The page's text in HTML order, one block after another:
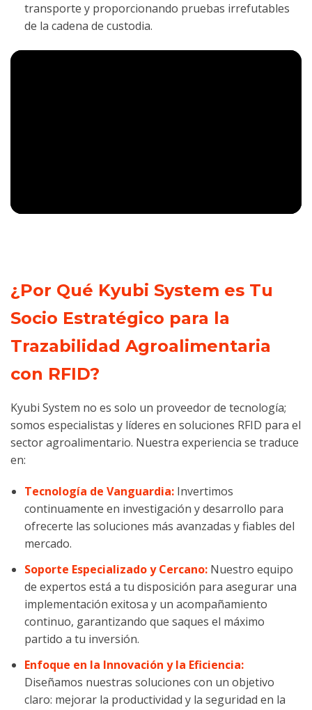
transporte y proporcionando pruebas irrefutables
de la cadena de custodia.
¿Por Qué Kyubi System es Tu
Socio Estratégico para la
Trazabilidad Agroalimentaria
con RFID?
Kyubi System no es solo un proveedor de tecnología;
somos especialistas y líderes en soluciones RFID para el
sector agroalimentario. Nuestra experiencia se traduce
en:
Tecnología de Vanguardia: Invertimos
continuamente en investigación y desarrollo para
ofrecerte las soluciones más avanzadas y fiables del
mercado.
Soporte Especializado y Cercano: Nuestro equipo
de expertos está a tu disposición para asegurar una
implementación exitosa y un acompañamiento
continuo, garantizando que saques el máximo
partido a tu inversión.
Enfoque en la Innovación y la Eficiencia:
Diseñamos nuestras soluciones con un objetivo
claro: mejorar la productividad y la seguridad en la